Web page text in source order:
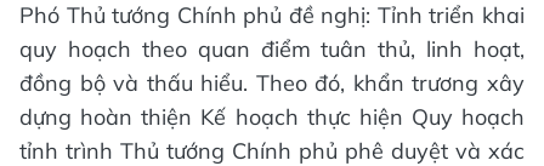
Phó Thủ tướng Chính phủ đề nghị: Tỉnh triển khai
quy hoạch theo quan điểm tuân thủ, linh hoạt,
đồng bộ và thấu hiểu. Theo đó, khẩn trương xây
dựng hoàn thiện Kế hoạch thực hiện Quy hoạch
tỉnh trình Thủ tướng Chính phủ phê duyệt và xác